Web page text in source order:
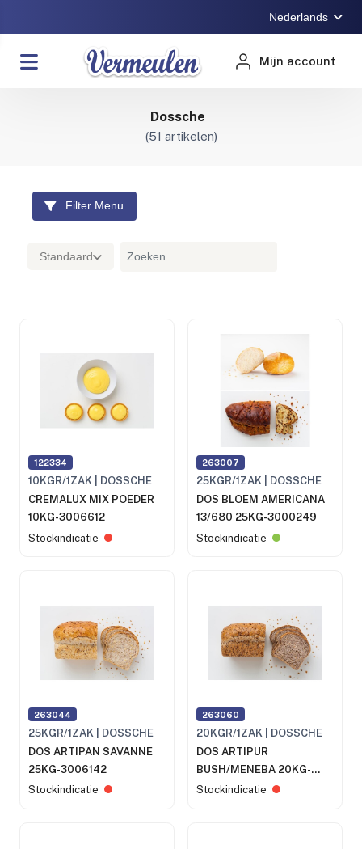
Nederlands
Mijn account
Dossche
(51 artikelen)
Filter Menu
Standaard
122334
10KGR/1ZAK | DOSSCHE
CREMALUX MIX POEDER
10KG-3006612
Stockindicatie
263007
25KGR/1ZAK | DOSSCHE
DOS BLOEM AMERICANA
13/680 25KG-3000249
Stockindicatie
263044
25KGR/1ZAK | DOSSCHE
DOS ARTIPAN SAVANNE
25KG-3006142
Stockindicatie
263060
20KGR/1ZAK | DOSSCHE
DOS ARTIPUR
BUSH/MENEBA 20KG-
3007767
Stockindicatie